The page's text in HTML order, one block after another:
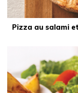
Pizza au salami